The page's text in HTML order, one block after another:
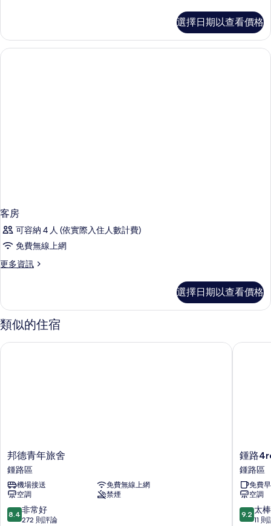
的
詳
情
選擇日期以查看價格
客房
可容納 4 人 (依實際入住人數計費)
免費無線上網
更多資訊
更
的
詳
情
選擇日期以查看價格
類似的住宿
邦
德
青
年
旅
舍
鍾
邦德青年旅舍
鍾路區
機場接送
免費無線上網
空調
禁煙
8.4
分，
8.4 非常好
272 則評論
邦德青年旅舍
鍾
路
4rest
Stay
鍾
路
區
鍾路
鍾路區
免費
空調
9.2
分，
9.2 太
11
鍾路